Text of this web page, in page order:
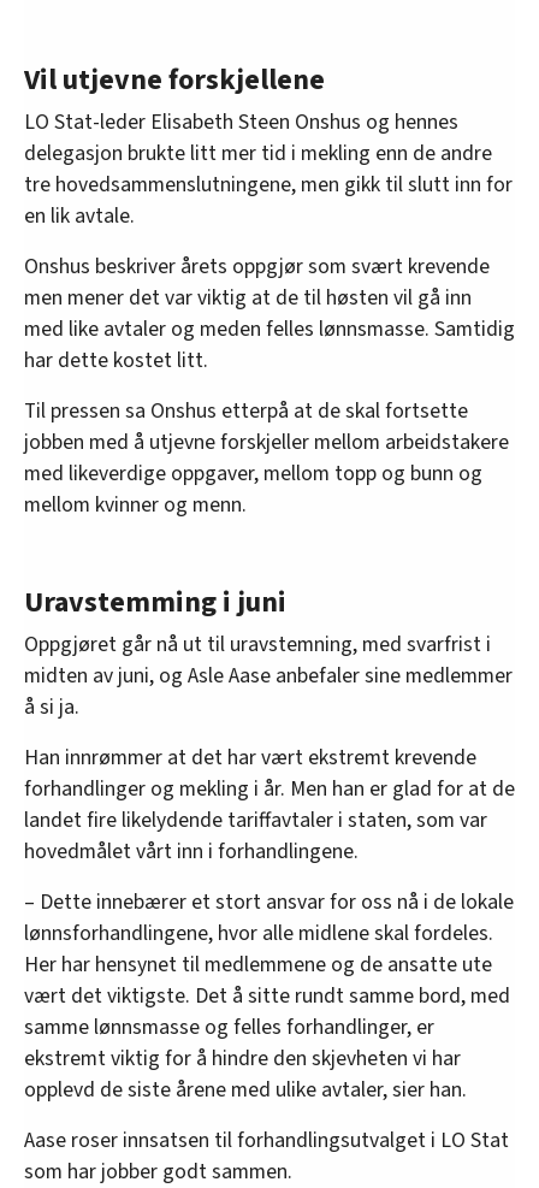
Vil utjevne forskjellene
LO Stat-leder Elisabeth Steen Onshus og hennes
delegasjon brukte litt mer tid i mekling enn de andre
tre hovedsammenslutningene, men gikk til slutt inn for
en lik avtale.
Onshus beskriver årets oppgjør som svært krevende
men mener det var viktig at de til høsten vil gå inn
med like avtaler og meden felles lønnsmasse. Samtidig
har dette kostet litt.
Til pressen sa Onshus etterpå at de skal fortsette
jobben med å utjevne forskjeller mellom arbeidstakere
med likeverdige oppgaver, mellom topp og bunn og
mellom kvinner og menn.
Uravstemming i juni
Oppgjøret går nå ut til uravstemning, med svarfrist i
midten av juni, og Asle Aase anbefaler sine medlemmer
å si ja.
Han innrømmer at det har vært ekstremt krevende
forhandlinger og mekling i år. Men han er glad for at de
landet fire likelydende tariffavtaler i staten, som var
hovedmålet vårt inn i forhandlingene.
– Dette innebærer et stort ansvar for oss nå i de lokale
lønnsforhandlingene, hvor alle midlene skal fordeles.
Her har hensynet til medlemmene og de ansatte ute
vært det viktigste. Det å sitte rundt samme bord, med
samme lønnsmasse og felles forhandlinger, er
ekstremt viktig for å hindre den skjevheten vi har
opplevd de siste årene med ulike avtaler, sier han.
Aase roser innsatsen til forhandlingsutvalget i LO Stat
som har jobber godt sammen.